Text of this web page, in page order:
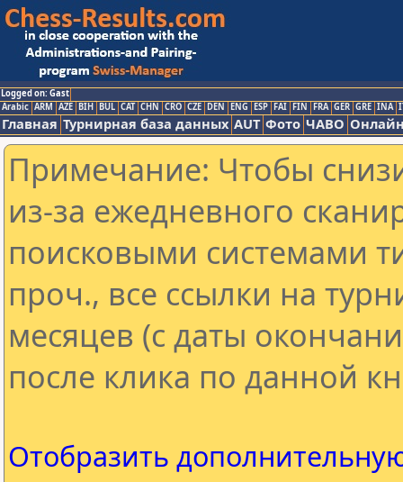
Logged on: Gast
Arabic ARM AZE BIH BUL CAT CHN CRO CZE DEN ENG ESP FAI FIN FRA GER GRE INA
Главная Турнирная база данных AUT Фото ЧАВО
Примечание: Чтобы
из-за ежедневного
поисковыми системами
проч., все ссылки на
месяцев (с даты
после клика по данной
Отобразить